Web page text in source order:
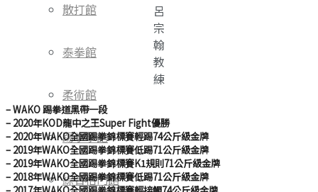
散打館
泰拳館
柔術館
踢拳擊館
綜合格鬥館
呂
宗
翰
教
練
– WAKO 踢拳道黑帶一段
– 2020年KOD龍中之王Super Fight優勝
– 2020年WAKO全國踢拳錦標賽輕踢74公斤級金牌
– 2019年WAKO全國踢拳錦標賽低踢71公斤級金牌
– 2019年WAKO全國踢拳錦標賽K1規則71公斤級金牌
– 2018年WAKO全國踢拳錦標賽低踢71公斤級金牌